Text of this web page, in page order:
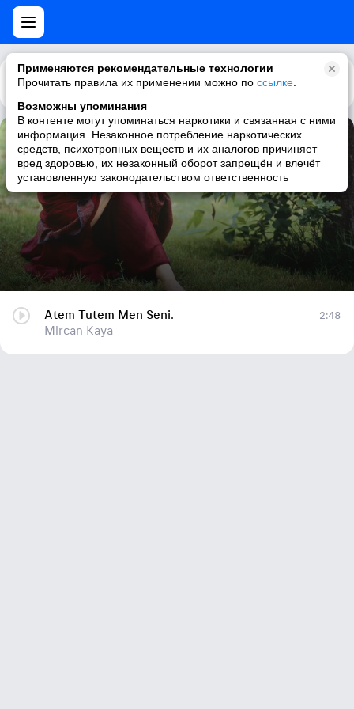
Применяются рекомендательные технологии
Прочитать правила их применении можно по ссылке
Возможны упоминания
В контенте могут упоминаться наркотики и связанная с ними
информация. Незаконное потребление наркотических
средств, психотропных веществ и их аналогов причиняет
вред здоровью, их незаконный оборот запрещён и влечёт
установленную законодательством ответственность
Каталог Рекомендации
Atem Tutem Men Seni.
Mircan Kaya
Atem Tutem Men Seni.
Mircan Kaya
2:48